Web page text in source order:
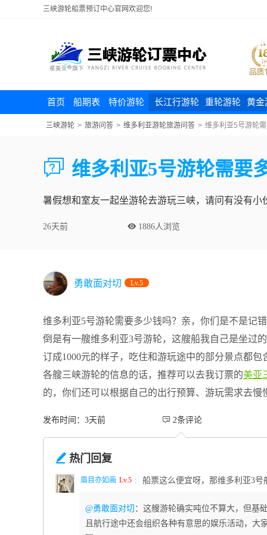
三峡游轮船票预订中心官网欢迎您!
首页 船期表 特价游轮 长江行游轮 重轮游轮 黄金
三峡游轮 > 旅游问答 > 维多利亚游轮旅游问答 > 维多利亚5号游轮
 维多利亚5号游轮需要
暑假想和室友一起坐游轮去游玩三峡，请问有没有
26天前  1886人浏览
勇敢面对切 Lv.5
维多利亚5号游轮需要多少钱吗？亲，你们是不是记
倒是有一艘维多利亚3号游轮，这艘船我自己是坐过
订成1000元的样子，吃住和游玩途中的部分景点都
各艘三峡游轮的信息的话，推荐可以去我订票的美亚
的，你们还可以根据自己的出行预算、游玩需求去慢
发布时间：3天前  2条评论
 热门回复
眉目亦如画 Lv.5 : 船票这么便宜呀，那维多利亚3
@勇敢面对切：这艘游轮确实吨位不算大，但基
且航行途中还会组织各种有意思的娱乐活动，